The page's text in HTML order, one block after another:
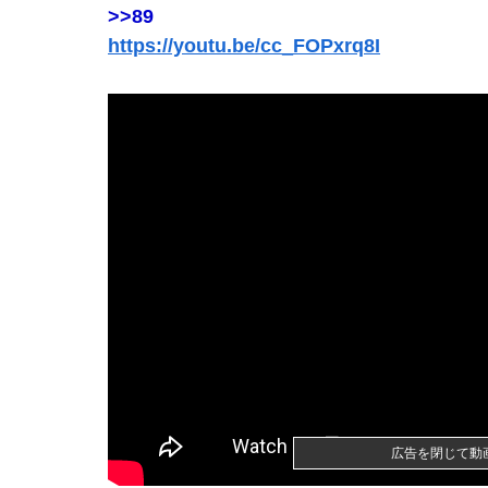
「THE NORTH FACE」の人気が低下
>>89
https://youtu.be/cc_FOPxrq8I
広告を閉じて動